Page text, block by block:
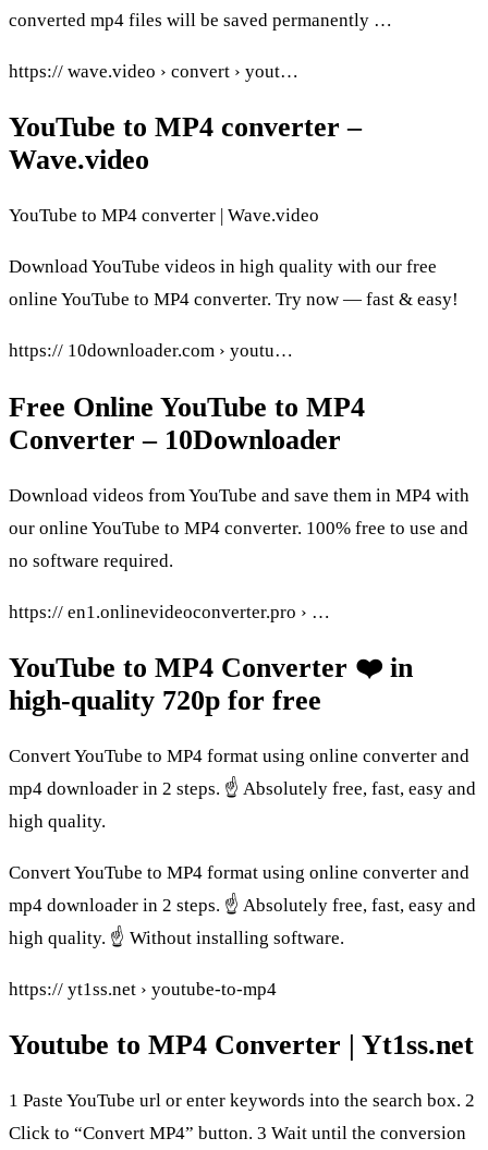
converted mp4 files will be saved permanently …
https:// wave.video › convert › yout…
YouTube to MP4 converter –
Wave.video
YouTube to MP4 converter | Wave.video
Download YouTube videos in high quality with our free
online YouTube to MP4 converter. Try now — fast & easy!
https:// 10downloader.com › youtu…
Free Online YouTube to MP4
Converter – 10Downloader
Download videos from YouTube and save them in MP4 with
our online YouTube to MP4 converter. 100% free to use and
no software required.
https:// en1.onlinevideoconverter.pro › …
YouTube to MP4 Converter ❤️ in
high-quality 720p for free
Convert YouTube to MP4 format using online converter and
mp4 downloader in 2 steps. ☝ Absolutely free, fast, easy and
high quality.
Convert YouTube to MP4 format using online converter and
mp4 downloader in 2 steps. ☝ Absolutely free, fast, easy and
high quality. ☝ Without installing software.
https:// yt1ss.net › youtube-to-mp4
Youtube to MP4 Converter | Yt1ss.net
1 Paste YouTube url or enter keywords into the search box. 2
Click to “Convert MP4” button. 3 Wait until the conversion